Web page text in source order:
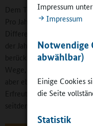
Impressum
Impressum
Notwendige
abwählbar)
Einige Cookies
die Seite
Statistik
Dem Teamgedanken
Pro Jahrgang existiert ein
Differenzierungsräumen.
der Jahrgangsteams
berücksichtigt. Das bringt
Wege, die stärkere
aber eben auch direkte
Erfreut stellt die
seitdem noch stärker